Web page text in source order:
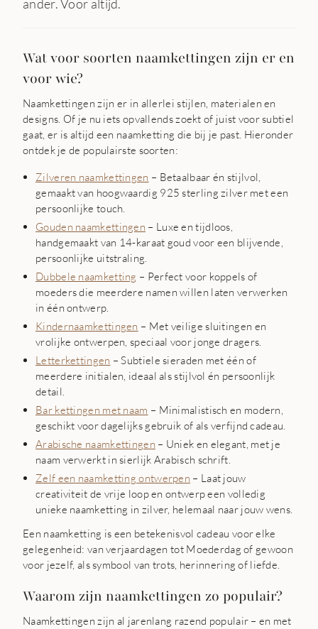
ander. Voor altijd.
Wat voor soorten naamkettingen zijn er en
voor wie?
Naamkettingen zijn er in allerlei stijlen, materialen en
designs. Of je nu iets opvallends zoekt of juist voor subtiel
gaat, er is altijd een naamketting die bij je past. Hieronder
ontdek je de populairste soorten:
Zilveren naamkettingen – Betaalbaar én stijlvol,
gemaakt van hoogwaardig 925 sterling zilver met een
persoonlijke touch.
Gouden naamkettingen – Luxe en tijdloos,
handgemaakt van 14-karaat goud voor een blijvende,
persoonlijke uitstraling.
Dubbele naamketting – Perfect voor koppels of
moeders die meerdere namen willen laten verwerken
in één ontwerp.
Kindernaamkettingen – Met veilige sluitingen en
vrolijke ontwerpen, speciaal voor jonge dragers.
Letterkettingen – Subtiele sieraden met één of
meerdere initialen, ideaal als stijlvol én persoonlijk
detail.
Bar kettingen met naam – Minimalistisch en modern,
geschikt voor dagelijks gebruik of als verfijnd cadeau.
Arabische naamkettingen – Uniek en elegant, met je
naam verwerkt in sierlijk Arabisch schrift.
Zelf een naamketting ontwerpen – Laat jouw
creativiteit de vrije loop en ontwerp een volledig
unieke naamketting in zilver, helemaal naar jouw wens.
Een naamketting is een betekenisvol cadeau voor elke
gelegenheid: van verjaardagen tot Moederdag of gewoon
voor jezelf, als symbool van trots, herinnering of liefde.
Waarom zijn naamkettingen zo populair?
Naamkettingen zijn al jarenlang razend populair – en met